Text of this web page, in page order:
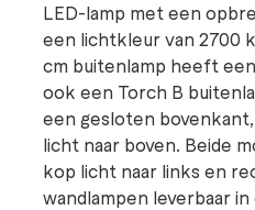
LED-lamp met een
een lichtkleur van 2700
cm buitenlamp heeft
ook een Torch B
een gesloten
licht naar boven. Beide
kop licht naar links en
wandlampen leverbaar